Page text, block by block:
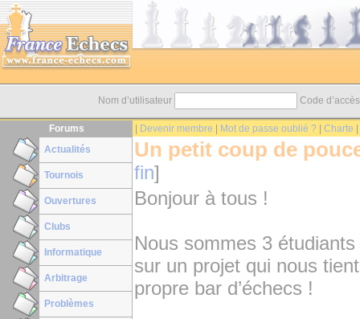
Nom d’utilisateur Code
Forums Devenir membre Mot de passe oublié ? Charte
Actualités
Tournois
Ouvertures
Clubs
Informatique
Arbitrage
Problèmes
Un petit coup de
fin]
Bonjour à tous !
Nous sommes 3
sur un projet qui nous
propre bar d’échecs !